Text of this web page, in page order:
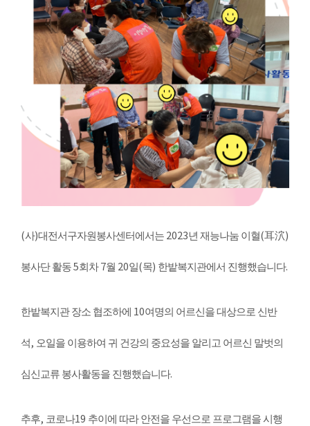
(사)대전서구자원봉사센터에서는 2023년 재능나눔 이혈(耳泬)
봉사단 활동5회차7월 20일(목) 한밭복지관에서 진행했습니다.
한밭복지관 장소 협조하에 10여명의 어르신을 대상으로 신반
석, 오일을 이용하여 귀 건강의 중요성을 알리고 어르신 말벗의
심신교류 봉사활동을 진행했습니다.
추후, 코로나19 추이에 따라 안전을 우선으로 프로그램을 시행